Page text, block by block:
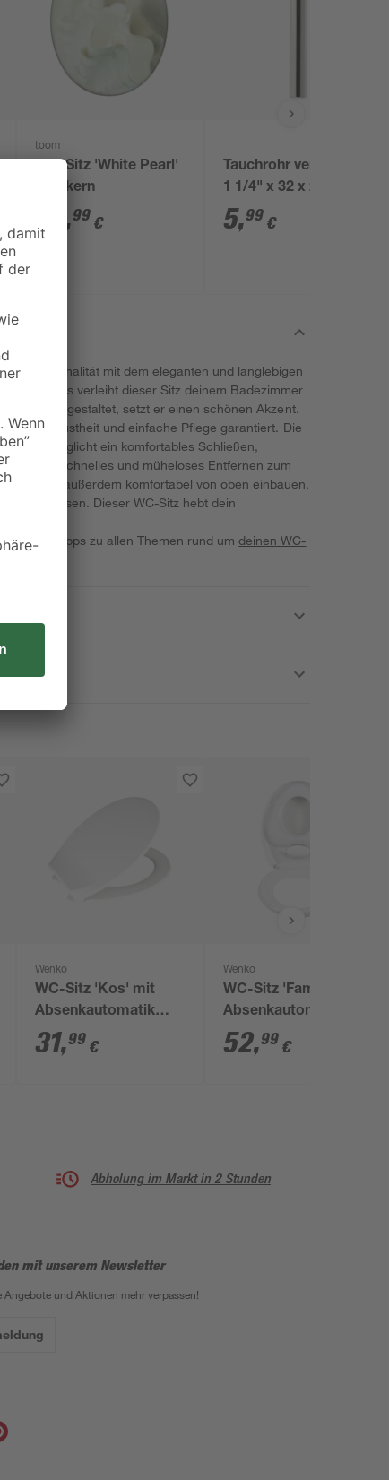
toom
WC-Sitz 'White Pearl'
Holzkern
36 ,99 €
Tauchrohr verchromt
1 1/4" x 32 x 290 mm
5,99 €
Funktionalität mit dem eleganten und langlebigen
Uni-Motivs verleiht dieser Sitz deinem Badezimmer
Weiß gestaltet, setzt er einen schönen Akzent.
dir Robustheit und einfache Pflege garantiert. Die
ermöglicht ein komfortables Schließen,
ein schnelles und müheloses Entfernen zum
WC-Sitz außerdem komfortabel von oben einbauen,
zu müssen. Dieser WC-Sitz hebt dein
Tipps zu allen Themen rund umdeinen WC-
Wenko
WC-Sitz 'Kos' mit
Absenkautomatik
weiß Thermoplast
31,99 €
Wenko
WC-Sitz 'Family' mit
Absenkautomatik
weiß Thermoplast
52,99 €
Abholung im Markt in 2 Stunden
mit unserem Newsletter
Angebote und Aktionen mehr verpassen!